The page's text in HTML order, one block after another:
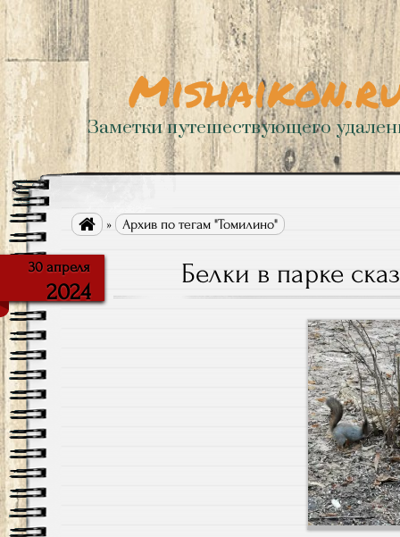
Заметки путешествующего
 » Архив по тегам "Томилино"
30 апреля
2024
Белки в парке